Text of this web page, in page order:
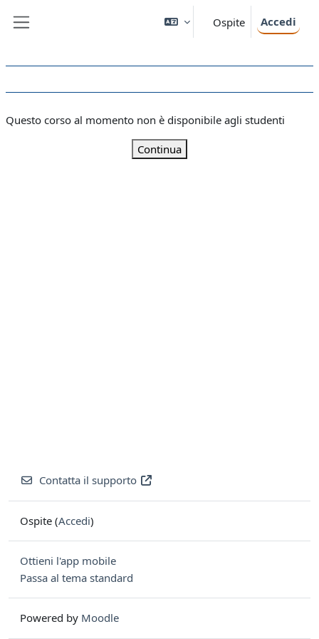
Ospite Accedi
Questo corso al momento non è disponibile agli studenti
Continua
Contatta il supporto
Ospite (Accedi)
Ottieni l'app mobile
Passa al tema standard
Powered by Moodle